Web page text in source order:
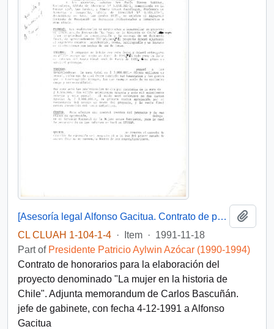
[Asesoría legal Alfonso Gacitua. Contrato de prestación de servicios]
CL CLUAH 1-104-1-4 · Item · 1991-11-18
Part of Presidente Patricio Aylwin Azócar (1990-1994)
Contrato de honorarios para la elaboración del
proyecto denominado "La mujer en la historia de
Chile". Adjunta memorandum de Carlos Bascuñán.
jefe de gabinete, con fecha 4-12-1991 a Alfonso
Gacitua